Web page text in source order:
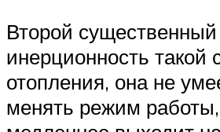
Второй существенный
инерционность такой
отопления, она не
менять режим